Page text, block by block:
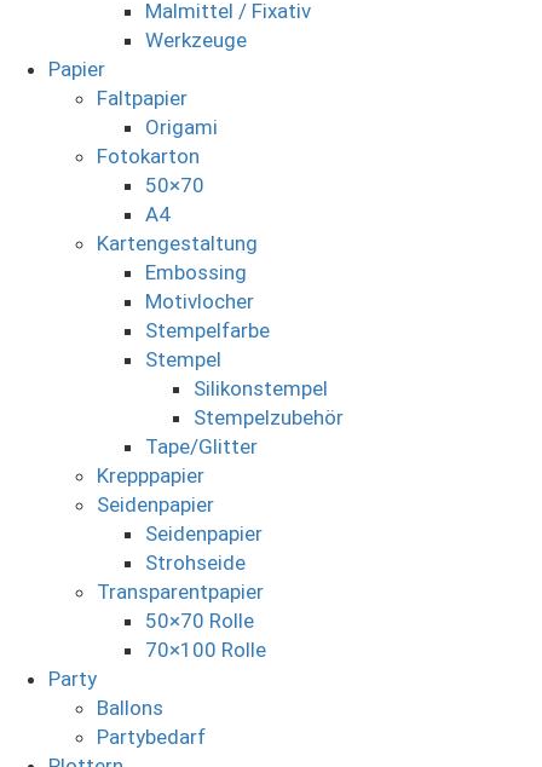
Malmittel / Fixativ
Werkzeuge
Papier
Faltpapier
Origami
Fotokarton
50×70
A4
Kartengestaltung
Embossing
Motivlocher
Stempelfarbe
Stempel
Silikonstempel
Stempelzubehör
Tape/Glitter
Krepppapier
Seidenpapier
Seidenpapier
Strohseide
Transparentpapier
50×70 Rolle
70×100 Rolle
Party
Ballons
Partybedarf